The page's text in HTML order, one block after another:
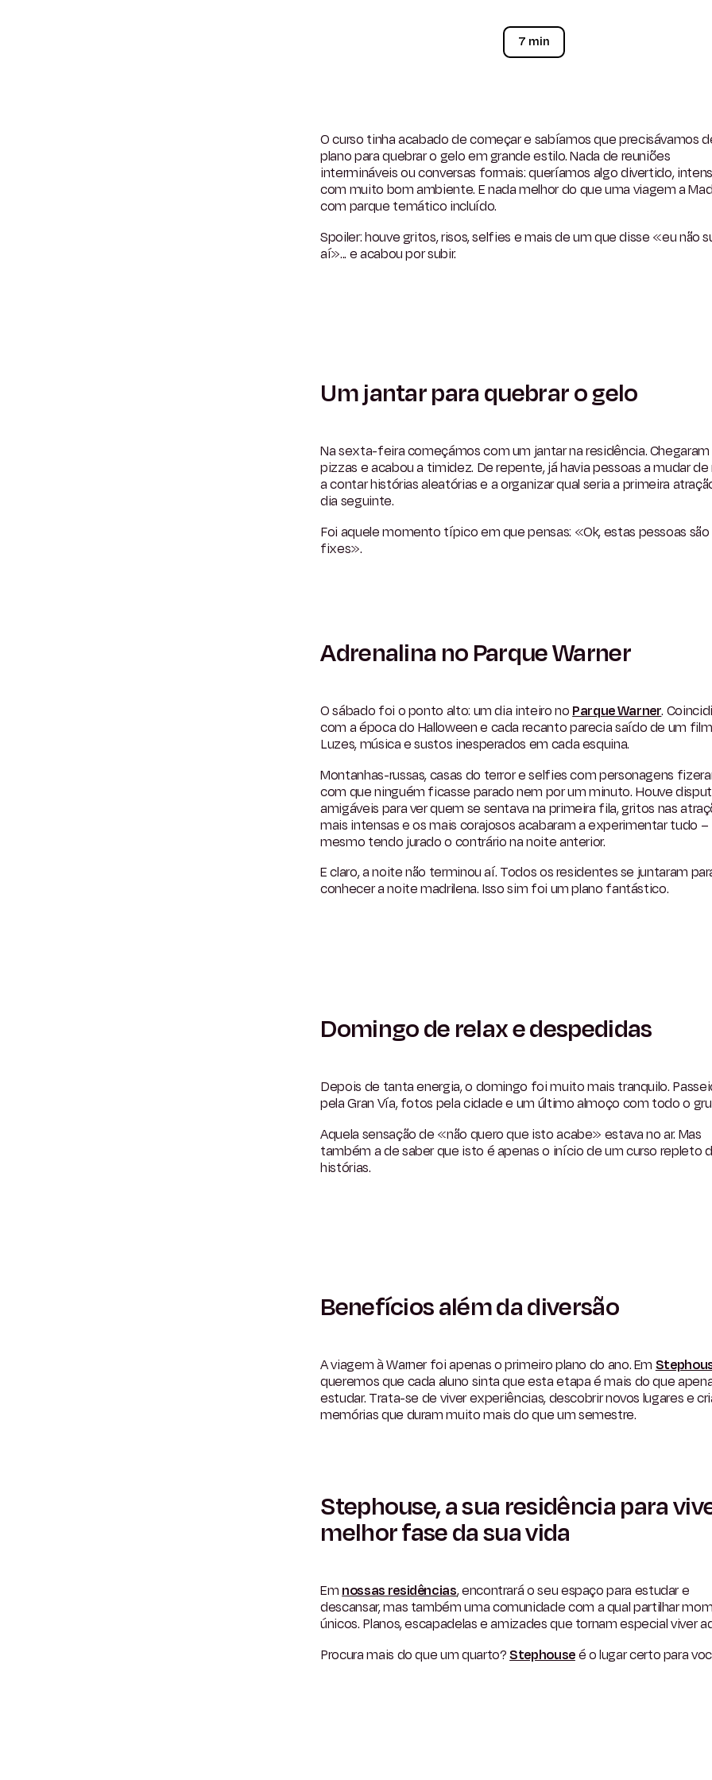
7 min
O curso tinha acabado de começar e sabíamos que precisávamos
plano para quebrar o gelo em grande estilo. Nada de reuniões
intermináveis ou conversas formais: queríamos algo divertido,
com muito bom ambiente. E nada melhor do que uma viagem a
com parque temático incluído.
Spoiler: houve gritos, risos, selfies e mais de um que disse «eu não
aí»... e acabou por subir.
Um jantar para quebrar o gelo
Na sexta-feira começámos com um jantar na residência. Chegaram
pizzas e acabou a timidez. De repente, já havia pessoas a mudar de
a contar histórias aleatórias e a organizar qual seria a primeira
dia seguinte.
Foi aquele momento típico em que pensas: «Ok, estas pessoas são
fixes».
Adrenalina no Parque Warner
O sábado foi o ponto alto: um dia inteiro no Parque Warner.
com a época do Halloween e cada recanto parecia saído de um
Luzes, música e sustos inesperados em cada esquina.
Montanhas-russas, casas do terror e selfies com personagens
com que ninguém ficasse parado nem por um minuto. Houve
amigáveis para ver quem se sentava na primeira fila, gritos nas
mais intensas e os mais corajosos acabaram a experimentar tudo –
mesmo tendo jurado o contrário na noite anterior.
E claro, a noite não terminou aí. Todos os residentes se juntaram
conhecer a noite madrilena. Isso sim foi um plano fantástico.
Domingo de relax e despedidas
Depois de tanta energia, o domingo foi muito mais tranquilo.
pela Gran Vía, fotos pela cidade e um último almoço com todo o
Aquela sensação de «não quero que isto acabe» estava no ar. Mas
também a de saber que isto é apenas o início de um curso repleto
histórias.
Benefícios além da diversão
A viagem à Warner foi apenas o primeiro plano do ano. Em
queremos que cada aluno sinta que esta etapa é mais do que
estudar. Trata-se de viver experiências, descobrir novos lugares e
memórias que duram muito mais do que um semestre.
Stephouse, a sua residência para
melhor fase da sua vida
Em nossas residências, encontrará o seu espaço para estudar e
descansar, mas também uma comunidade com a qual partilhar
únicos. Planos, escapadelas e amizades que tornam especial viver
Procura mais do que um quarto?Stephouseé o lugar certo para